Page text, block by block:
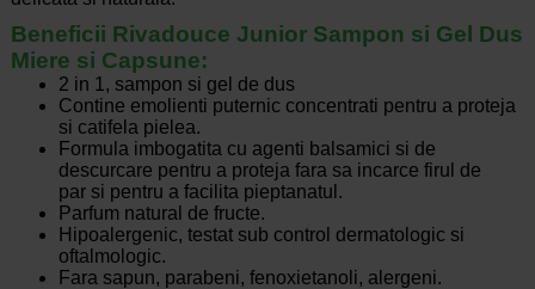
Beneficii Rivadouce Junior Sampon si Gel Dus
Miere si Capsune:
2 in 1, sampon si gel de dus
Contine emolienti puternic concentrati pentru a proteja
si catifela pielea.
Formula imbogatita cu agenti balsamici si de
descurcare pentru a proteja fara sa incarce firul de
par si pentru a facilita pieptanatul.
Parfum natural de fructe.
Hipoalergenic, testat sub control dermatologic si
oftalmologic.
Fara sapun, parabeni, fenoxietanoli, alergeni.